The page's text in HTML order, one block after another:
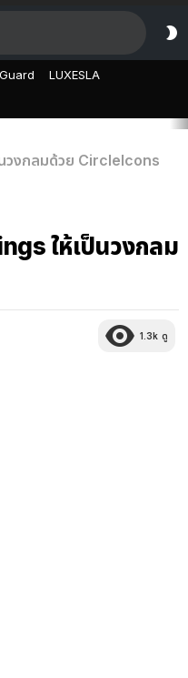
LUXESLA
วงกลมด้วย CircleIcons
ให้เป็นวงกลม
1.3k ดู